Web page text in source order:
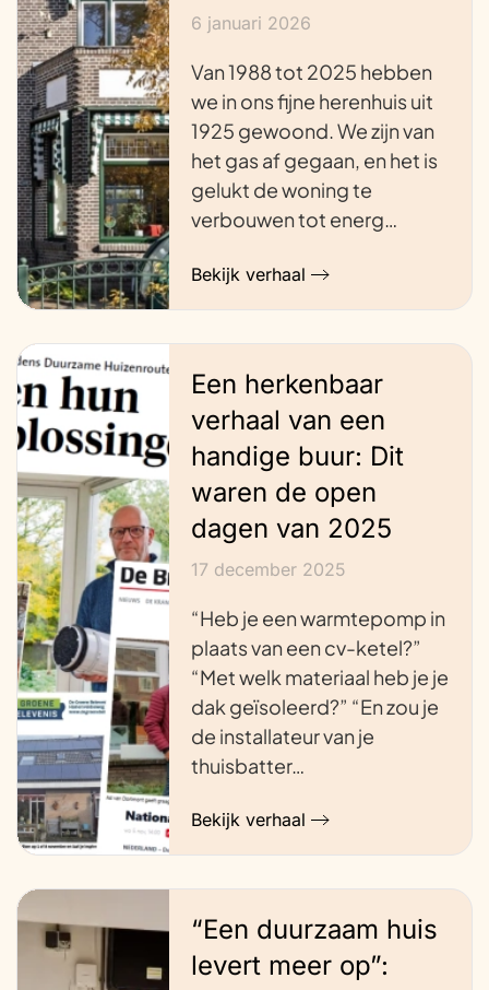
6 januari 2026
Van 1988 tot 2025 hebben
we in ons fijne herenhuis uit
1925 gewoond. We zijn van
het gas af gegaan, en het is
gelukt de woning te
verbouwen tot energ…
Bekijk verhaal
Een herkenbaar
verhaal van een
handige buur: Dit
waren de open
dagen van 2025
17 december 2025
“Heb je een warmtepomp in
plaats van een cv-ketel?”
“Met welk materiaal heb je je
dak geïsoleerd?” “En zou je
de installateur van je
thuisbatter…
Bekijk verhaal
“Een duurzaam huis
levert meer op”: